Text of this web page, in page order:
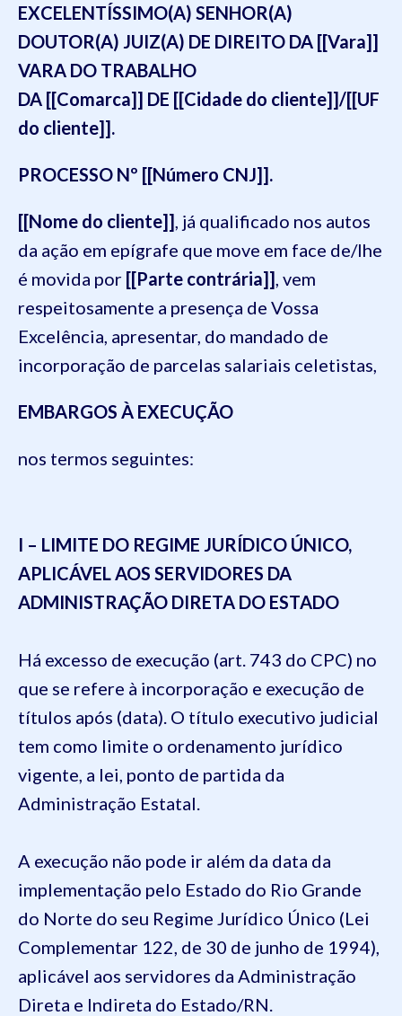
EXCELENTÍSSIMO(A) SENHOR(A)
DOUTOR(A) JUIZ(A) DE DIREITO DA [[Vara]]
VARA DO TRABALHO
DA [[Comarca]] DE [[Cidade do cliente]]/[[UF
do cliente]].
PROCESSO Nº [[Número CNJ]].
[[Nome do cliente]] , já qualificado nos autos
da ação em epígrafe que move em face de/lhe
é movida por [[Parte contrária]] , vem
respeitosamente a presença de Vossa
Excelência, apresentar, do mandado de
incorporação de parcelas salariais celetistas,
EMBARGOS À EXECUÇÃO
nos termos seguintes:
I – LIMITE DO REGIME JURÍDICO ÚNICO,
APLICÁVEL AOS SERVIDORES DA
ADMINISTRAÇÃO DIRETA DO ESTADO
Há excesso de execução (art. 743 do CPC) no
que se refere à incorporação e execução de
títulos após (data). O título executivo judicial
tem como limite o ordenamento jurídico
vigente, a lei, ponto de partida da
Administração Estatal.
A execução não pode ir além da data da
implementação pelo Estado do Rio Grande
do Norte do seu Regime Jurídico Único (Lei
Complementar 122, de 30 de junho de 1994),
aplicável aos servidores da Administração
Direta e Indireta do Estado/RN.